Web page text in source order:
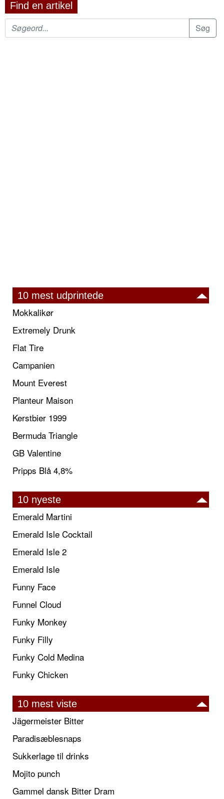
Find en artikel
10 mest udprintede
Mokkalikør
Extremely Drunk
Flat Tire
Campanien
Mount Everest
Planteur Maison
Kerstbier 1999
Bermuda Triangle
GB Valentine
Pripps Blå 4,8%
10 nyeste
Emerald Martini
Emerald Isle Cocktail
Emerald Isle 2
Emerald Isle
Funny Face
Funnel Cloud
Funky Monkey
Funky Filly
Funky Cold Medina
Funky Chicken
10 mest viste
Jägermeister Bitter
Paradisæblesnaps
Sukkerlage til drinks
Mojito punch
Gammel dansk Bitter Dram